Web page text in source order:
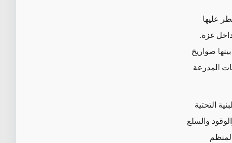
عليها
غزة.
صواريخ
المدرعة
البنية التحتية
والسلع